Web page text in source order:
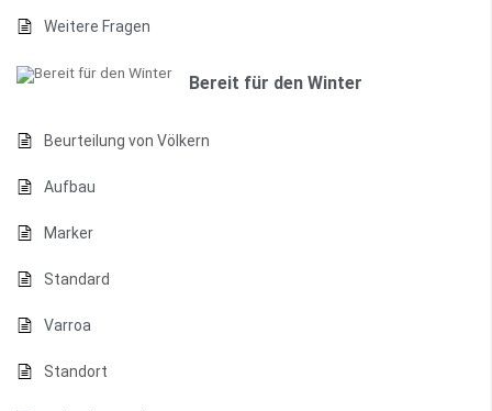
Weitere Fragen
Bereit für den Winter
Beurteilung von Völkern
Aufbau
Marker
Standard
Varroa
Standort